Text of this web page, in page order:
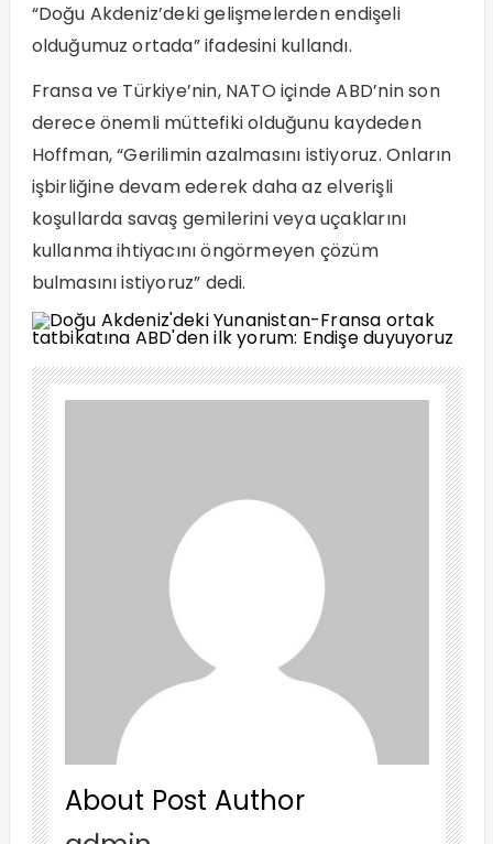
“Doğu Akdeniz’deki gelişmelerden endişeli
olduğumuz ortada” ifadesini kullandı.
Fransa ve Türkiye’nin, NATO içinde ABD’nin son
derece önemli müttefiki olduğunu kaydeden
Hoffman, “Gerilimin azalmasını istiyoruz. Onların
işbirliğine devam ederek daha az elverişli
koşullarda savaş gemilerini veya uçaklarını
kullanma ihtiyacını öngörmeyen çözüm
bulmasını istiyoruz” dedi.
About Post Author